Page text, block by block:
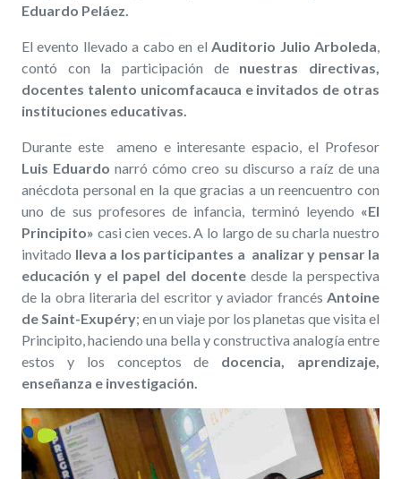
Eduardo Peláez.
El evento llevado a cabo en el Auditorio Julio Arboleda
contó con la participación de nuestras directivas,
docentes talento unicomfacauca e invitados de otras
instituciones educativas.
Durante este ameno e interesante espacio, el Profesor
Luis Eduardo narró cómo creo su discurso a raíz de una
anécdota personal en la que gracias a un reencuentro con
uno de sus profesores de infancia, terminó leyendo «El
Principito» casi cien veces. A lo largo de su charla nuestro
invitado lleva a los participantes a analizar y pensar la
educación y el papel del docentedesde la perspectiva
de la obra literaria del escritor y aviador francés Antoine
de Saint-Exupéry; en un viaje por los planetas que visita el
Principito, haciendo una bella y constructiva analogía entre
estos y los conceptos de docencia, aprendizaje,
enseñanza e investigación.